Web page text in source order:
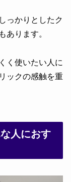
っかりとしたク
あります。
く使いたい人に
ックの感触を重
人におす